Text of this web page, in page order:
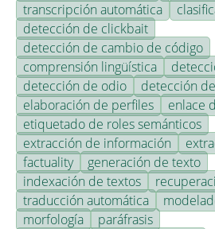
transcripción automática
detección de clickbait
detección de cambio de código
comprensión lingüística
detección de odio
detección
elaboración de perfiles
enlace
etiquetado de roles semánticos
extracción de información
factuality
generación de texto
indexación de textos
traducción automática
morfología
paráfrasis